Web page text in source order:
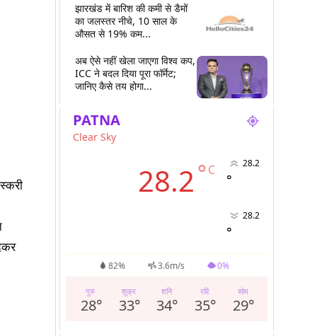
झारखंड में बारिश की कमी से डैमों
का जलस्तर नीचे, 10 साल के
औसत से 19% कम...
अब ऐसे नहीं खेला जाएगा विश्व कप,
ICC ने बदल दिया पूरा फॉर्मेट;
जानिए कैसे तय होगा...
PATNA
Clear Sky
28.2° C 28.2
°
28.2
°
82% 3.6m/s 0%
गुरु
28°
शुक्र
33°
शनि
34°
रवि
35°
सोम
29°